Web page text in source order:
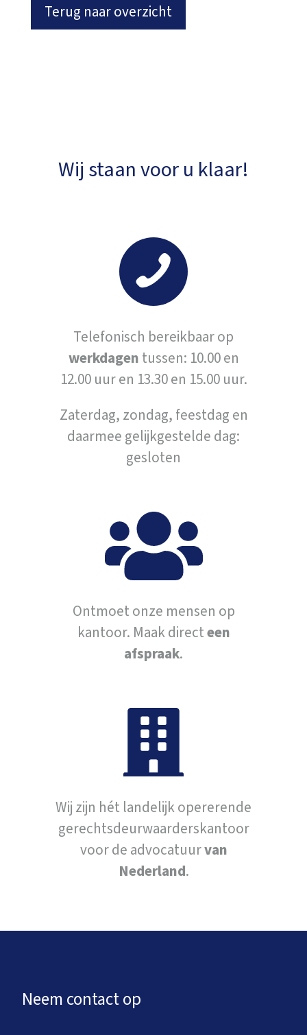
Terug naar overzicht
Wij staan voor u klaar!
Telefonisch bereikbaar op
werkdagen tussen: 10.00 en
12.00 uur en 13.30 en 15.00 uur.
Zaterdag, zondag, feestdag en
daarmee gelijkgestelde dag:
gesloten
Ontmoet onze mensen op
kantoor. Maak directeen
afspraak.
Wij zijn hét landelijk opererende
gerechtsdeurwaarderskantoor
voor de advocatuurvan
Nederland.
Neem contact op